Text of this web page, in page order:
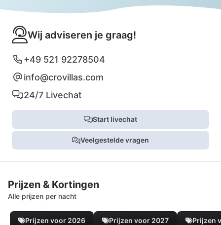
Wij adviseren je graag!
+49 521 92278504
info@crovillas.com
24/7 Livechat
Start livechat
Veelgestelde vragen
Prijzen & Kortingen
Alle prijzen per nacht
Prijzen voor 2026 Prijzen voor 2027 Prijzen